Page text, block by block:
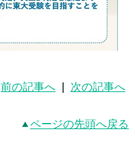
前の記事へ 次の記事へ
ページの先頭へ戻る